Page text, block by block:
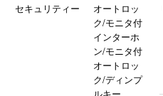
セキュリティー
オートロッ
ク/モニタ付
インターホ
ン/モニタ付
オートロッ
ク/ディンプ